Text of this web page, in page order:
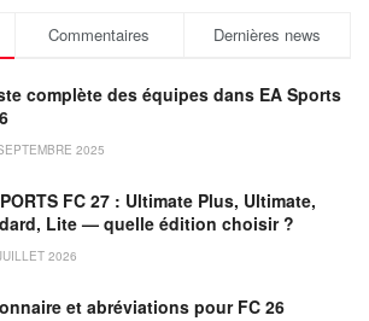
Commentaires Dernières news
complète des équipes dans EA Sports
2025
FC 27 : Ultimate Plus, Ultimate,
Lite — quelle édition choisir ?
2026
et abréviations pour FC 26